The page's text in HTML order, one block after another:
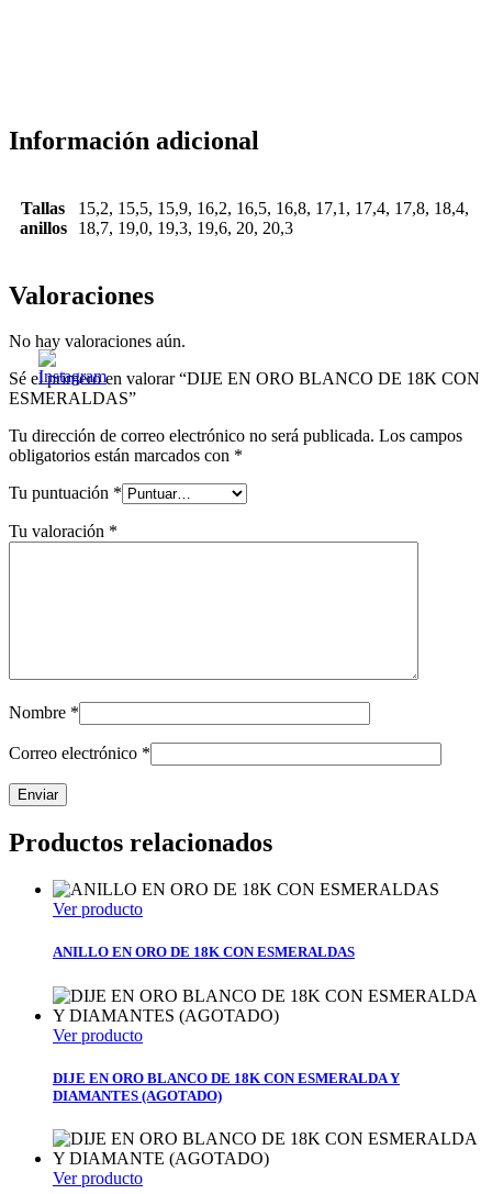
Información adicional
Tallas
anillos
15,2, 15,5, 15,9, 16,2, 16,5, 16,8, 17,1, 17,4, 17,8, 18,4,
18,7, 19,0, 19,3, 19,6, 20, 20,3
Valoraciones
No hay valoraciones aún.
Sé el primero en valorar “DIJE EN ORO BLANCO DE 18K CON
ESMERALDAS”
Tu dirección de correo electrónico no será publicada. Los campos
obligatorios están marcados con *
Tu puntuación *
Tu valoración *
Nombre *
Correo electrónico *
Productos relacionados
Ver producto
ANILLO EN ORO DE 18K CON ESMERALDAS
Ver producto
DIJE EN ORO BLANCO DE 18K CON ESMERALDA Y
DIAMANTES (AGOTADO)
Ver producto